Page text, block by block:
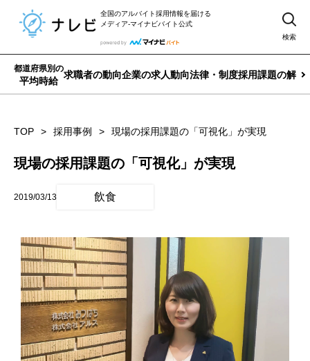
全国のアルバイト採用情報を届ける
メディア-マイナビバイト公式
検索
都道府県別の
平均時給
求職者の動向企業の求人動向法律・制度採用課題の解決
TOP 採用事例 現場の採用課題の「可視化」が実現
現場の採用課題の「可視化」が実現
2019/03/13 飲食